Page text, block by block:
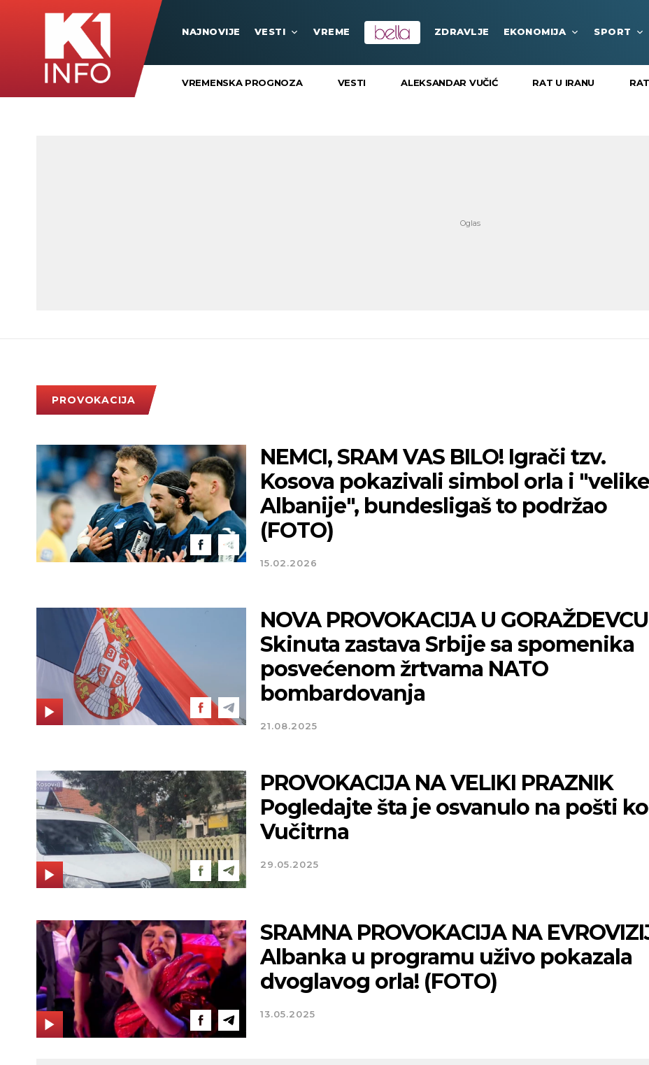
NAJNOVIJE VESTI VREME ZDRAVLJE EKONOMIJA SPORT
VREMENSKA PROGNOZA VESTI ALEKSANDAR VUČIĆ RAT U IRANU
PROVOKACIJA
NEMCI, SRAM VAS BILO! Igrači tzv.
Kosova pokazivali simbol orla i "velike
Albanije", bundesligaš to podržao
(FOTO)
15.02.2026
NOVA PROVOKACIJA U GORAŽDEVCU
Skinuta zastava Srbije sa spomenika
posvećenom žrtvama NATO
bombardovanja
21.08.2025
PROVOKACIJA NA VELIKI PRAZNIK
Pogledajte šta je osvanulo na pošti
Vučitrna
29.05.2025
SRAMNA PROVOKACIJA NA
Albanka u programu uživo pokazala
dvoglavog orla! (FOTO)
13.05.2025